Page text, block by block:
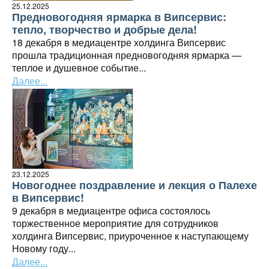
Предновогодняя ярмарка в Випсервис:
тепло, творчество и добрые дела!
18 декабря в медиацентре холдинга Випсервис
прошла традиционная предновогодняя ярмарка —
теплое и душевное событие...
25.12.2025
Далее...
Новогоднее поздравление и лекция о Палехе
в Випсервис!
9 декабря в медиацентре офиса состоялось
торжественное мероприятие для сотрудников
холдинга Випсервис, приуроченное к наступающему
Новому году...
23.12.2025
Далее...